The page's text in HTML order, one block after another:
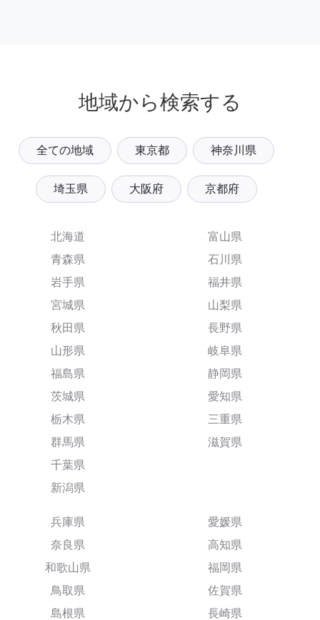
地域から検索する
全ての地域 東京都 神奈川県
埼玉県 大阪府 京都府
北海道
青森県
岩手県
宮城県
秋田県
山形県
福島県
茨城県
栃木県
群馬県
千葉県
新潟県
富山県
石川県
福井県
山梨県
長野県
岐阜県
静岡県
愛知県
三重県
滋賀県
兵庫県
奈良県
和歌山県
鳥取県
島根県
愛媛県
高知県
福岡県
佐賀県
長崎県